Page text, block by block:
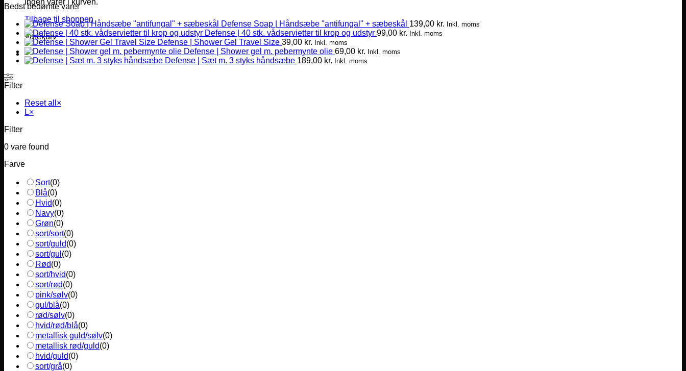
Ingen varer i kurven.
Tilbage til shoppen
Varekurv
Bedst bedømte varer
Defense Soap | Håndsæbe "antifungal" + sæbeskål 139,00 kr. Inkl. moms
Defense | 40 stk. vådservietter til krop og udstyr 99,00 kr. Inkl. moms
Defense | Shower Gel Travel Size 39,00 kr. Inkl. moms
Defense | Shower gel m. pebermynte olie 69,00 kr. Inkl. moms
Defense | Sæt m. 3 styks håndsæbe 189,00 kr. Inkl. moms
Filter
Reset all ×
L×
Filter
0 vare found
Farve
Sort(0)
Blå(0)
Hvid(0)
Navy(0)
Grøn(0)
sort/sort(0)
sort/guld(0)
sort/gul (0)
Rød(0)
sort/hvid(0)
sort/rød(0)
pink/sølv(0)
gul/blå(0)
rød/sølv(0)
hvid/rød/blå(0)
metallisk guld/sølv(0)
metallisk rød/guld(0)
hvid/guld(0)
sort/grå(0)